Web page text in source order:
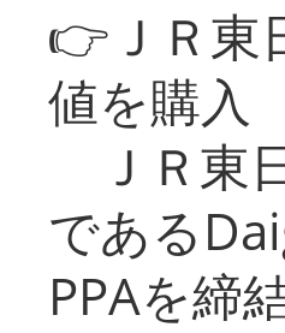
👉ＪＲ東
値を購入
ＪＲ東
である
PPAを締